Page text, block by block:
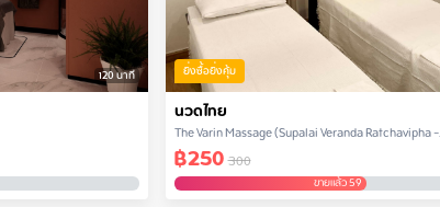
120นาที ยิ่งซื้อยิ่งคุ้ม
นวดไทย
The Varin Massage (Supalai Veranda Ratchavipha -
Prachachuen)
฿250300
ขายแล้ว 59